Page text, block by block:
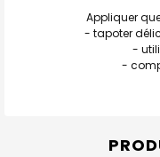
Appliquer
- tapoter
-
-